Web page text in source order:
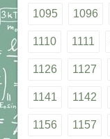
1095 1096
1110 1111
1126 1127
1141 1142
1156 1157